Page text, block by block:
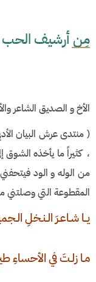
مِن أرشيف الحب
الأخ و الصديق الشاعر
( منتدى عرش البيان
، كثيراً ما يأخذه
من الوله و الود
المقطوعة التي
يــا شـاعـرَ الـنـخلِ
مـا زلـتَ في الأحساءِ